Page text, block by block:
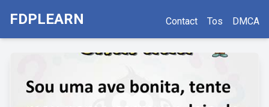
FDPLEARN Contact Tos DMCA